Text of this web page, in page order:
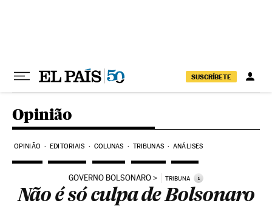
SUSCRÍBETE
Opinião
OPINIÃO EDITORIAIS COLUNAS TRIBUNAS ANÁLISES
GOVERNO BOLSONARO TRIBUNA i
Não é só culpa de Bolsonaro